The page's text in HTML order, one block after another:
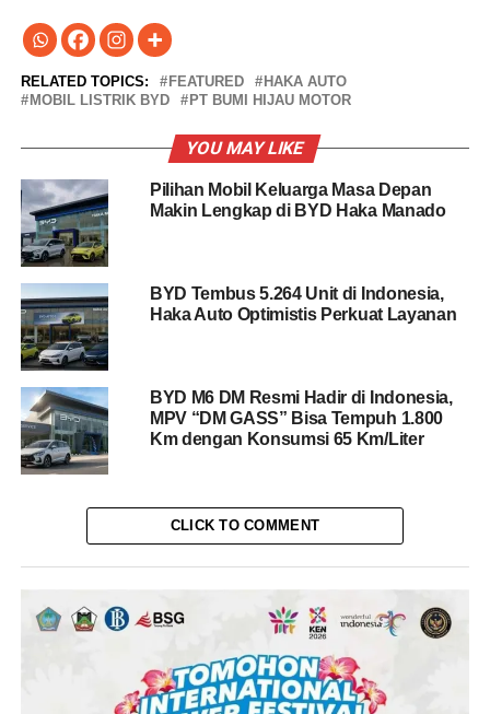
RELATED TOPICS: FEATURED
HAKA AUTO
MOBIL LISTRIK BYD
PT BUMI HIJAU MOTOR
YOU MAY LIKE
Pilihan Mobil Keluarga Masa Depan
Makin Lengkap di BYD Haka Manado
BYD Tembus 5.264 Unit di Indonesia,
Haka Auto Optimistis Perkuat Layanan
BYD M6 DM Resmi Hadir di Indonesia,
MPV “DM GASS” Bisa Tempuh 1.800
Km dengan Konsumsi 65 Km/Liter
CLICK TO COMMENT